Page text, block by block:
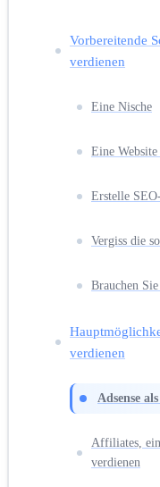
Vorbereitende
verdienen
Eine Nische
Eine
Erstelle
Vergiss die
Brauchen
verdienen
Adsense
Affiliates,
verdienen